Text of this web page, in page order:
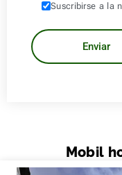
Suscribirse a la
Mobil